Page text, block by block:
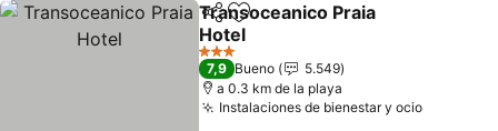
Compartir
Añadir a favoritos
Transoceanico Praia
Hotel
3 Estrellas
7,9 Bueno
5.549
a 0.3 km de la playa
Instalaciones de bienestar y ocio